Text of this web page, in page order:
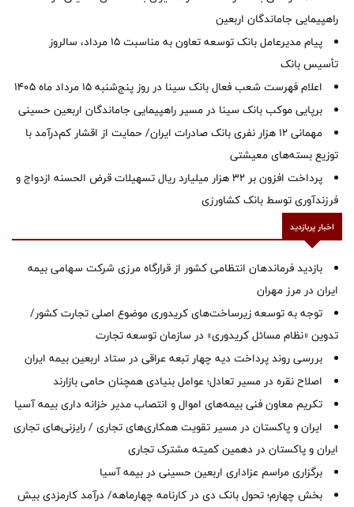
راهپیمایی جاماندگان اربعین
پیام مدیرعامل بانک توسعه تعاون به مناسبت 15 مرداد، سالروز
تأسیس بانک
اعلام فهرست شعب فعال بانک سینا در روز پنج‌شنبه 15 مرداد ماه 1405
برپایی موکب بانک سینا در مسیر راهپیمایی جاماندگان اربعین حسینی
مهمانی ۱۲ هزار نفری بانک صادرات ایران/ حمایت از اقشار کم‌درآمد با
توزیع بسته‌های معیشتی
پرداخت افزون بر 32 هزار میلیارد ریال تسهیلات قرض الحسنه ازدواج و
فرزندآوری توسط بانک کشاورزی
اخبار پربازدید
بازدید فرماندهان انتظامی کشور از قرارگاه مرزی شرکت سهامی بیمه
ایران در مرز مهران
توجه به توسعه زیرساخت‌های کریدوری موضوع اصلی تجارت کشور/
تدوین «نظام مسائل کریدوری» در سازمان توسعه تجارت
بررسی روند پرداخت دیه چهار تبعه عراقی در ستاد اربعین بیمه ایران
اصلاح نقره در مسیر تعادل؛ عوامل بنیادی همچنان حامی بازارند
تکریم معاون فنی بیمه‌های اموال و انتصاب مدیر خزانه داری بیمه آسیا
ایران و پاکستان در مسیر تقویت همکاری‌های تجاری / رایزنی‌های تجاری
ایران و پاکستان در دهمین کمیته مشترک تجاری
برگزاری مراسم عزاداری اربعین حسینی در بیمه آسیا
بخش چهارم؛ تحول بانک دی در کارنامه چهارماهه/ درآمد کارمزدی بیش